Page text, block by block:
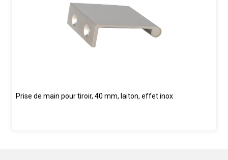
Prise de main pour tiroir, 40 mm, laiton, effet inox